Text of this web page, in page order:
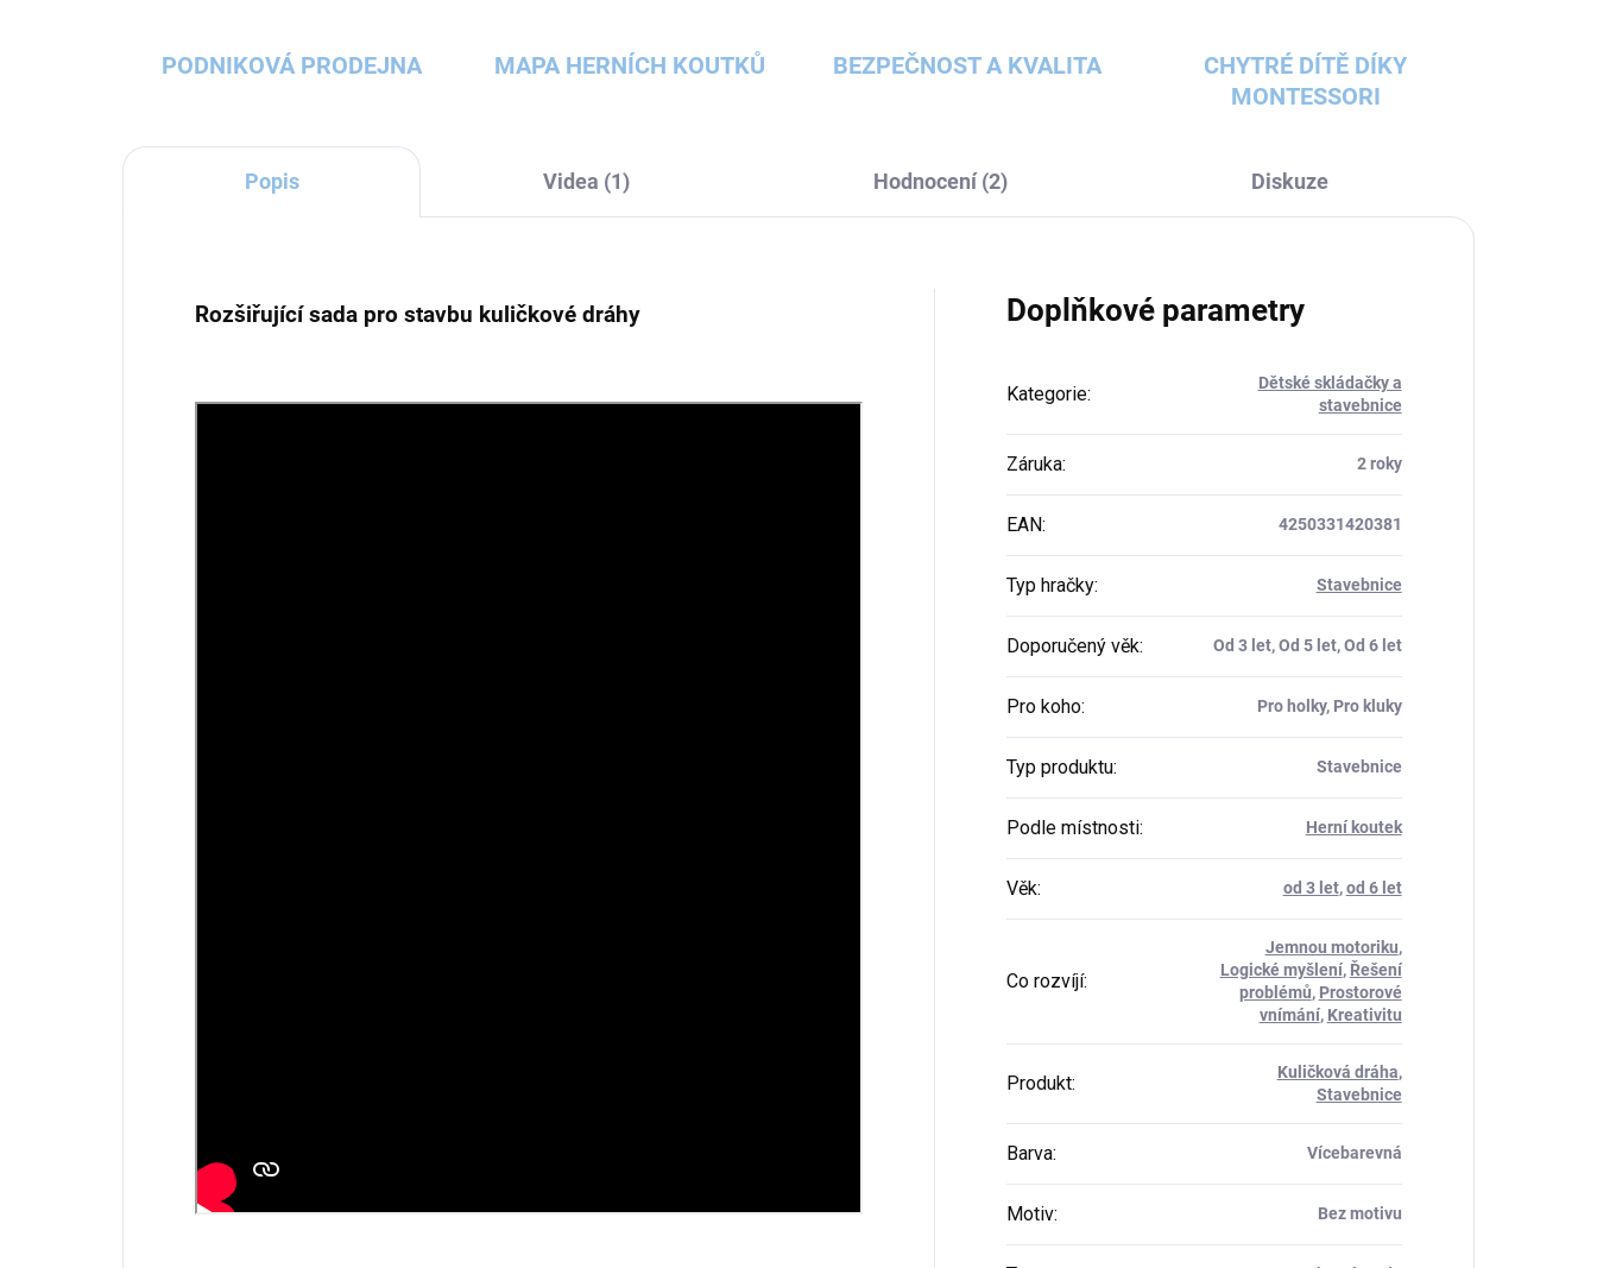
PODNIKOVÁ PRODEJNA MAPA HERNÍCH KOUTKŮ BEZPEČNOST A KVALITA
CHYTRÉ DÍTĚ DÍKY
MONTESSORI
Popis Videa (1) Hodnocení (2) Diskuze
Rozšiřující sada pro stavbu kuličkové dráhy Doplňkové parametry
Kategorie:
Dětské skládačky a
stavebnice
Záruka: 2 roky
EAN: 4250331420381
Typ hračky: Stavebnice
Doporučený věk: Od 3 let, Od 5 let, Od 6 let
Pro koho: Pro holky, Pro kluky
Typ produktu: Stavebnice
Podle místnosti: Herní koutek
Věk: od 3 let,od 6 let
Co rozvíjí:
Jemnou motoriku,
Logické myšlení, Řešení
problémů, Prostorové
vnímání, Kreativitu
Produkt: Kuličková dráha,
Stavebnice
Barva: Vícebarevná
Motiv: Bez motivu